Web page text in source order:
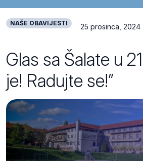
NAŠE OBAVIJESTI 25 prosinca, 2024
Glas sa Šalate u
je! Radujte se!”